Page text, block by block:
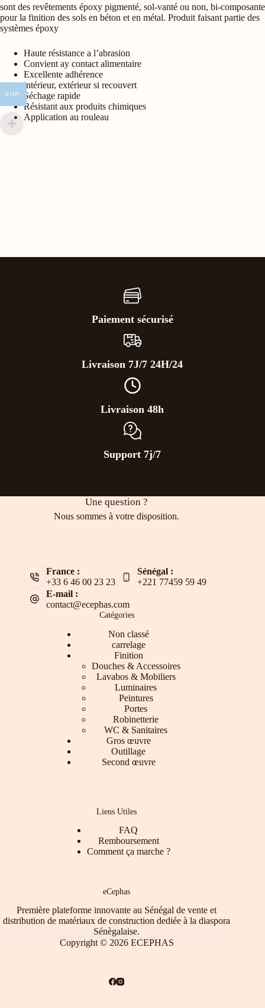
sont des revêtements époxy pigmenté, sol-vanté ou non, bi-composante
pour la finition des sols en béton et en métal. Produit faisant partie des
systèmes époxy
Haute résistance a l’abrasion
Convient ay contact alimentaire
Excellente adhérence
intérieur, extérieur si recouvert
Séchage rapide
Résistant aux produits chimiques
Application au rouleau
Paiement sécurisé
Livraison 7J/7 24H/24
Livraison 48h
Support 7j/7
Une question ?
Nous sommes à votre disposition.
France :
+33 6 46 00 23 23
Sénégal :
+221 77459 59 49
E-mail :
contact@ecephas.com
Catégories
Non classé
carrelage
Finition
Douches & Accessoires
Lavabos & Mobiliers
Luminaires
Peintures
Portes
Robinetterie
WC & Sanitaires
Gros œuvre
Outillage
Second œuvre
Liens Utiles
FAQ
Remboursement
Comment ça marche ?
eCephas
Première plateforme innovante au Sénégal de vente et
distribution de matériaux de construction dediée à la diaspora
Sénègalaise.
Copyright © 2026 ECEPHAS
EUR